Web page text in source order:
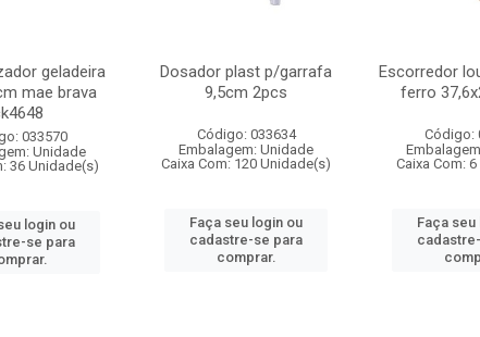
geladeira
mae brava
033570
Unidade
36 Unidade(s)
login ou
se para
Dosador plast p/garrafa
9,5cm 2pcs
Código: 033634
Embalagem: Unidade
Caixa Com: 120 Unidade(s)
Faça seu login ou
cadastre-se para
comprar.
Escorredor
ferro
Código:
Caixa Com:
Faça seu